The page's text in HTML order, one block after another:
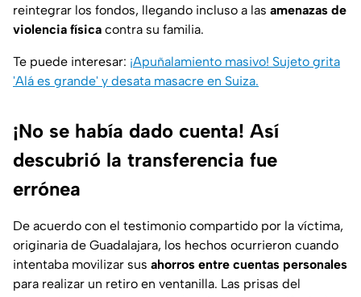
reintegrar los fondos, llegando incluso a las amenazas de
violencia física contra su familia.
Te puede interesar: ¡Apuñalamiento masivo! Sujeto grita
'Alá es grande' y desata masacre en Suiza.
¡No se había dado cuenta! Así
descubrió la transferencia fue
errónea
De acuerdo con el testimonio compartido por la víctima,
originaria de Guadalajara, los hechos ocurrieron cuando
intentaba movilizar sus ahorros entre cuentas personales
para realizar un retiro en ventanilla. Las prisas del